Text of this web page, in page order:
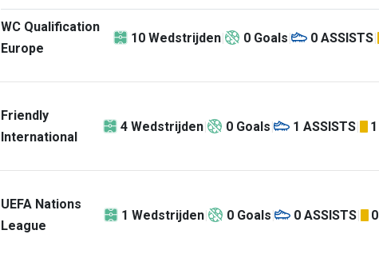
WC Qualification
Europe
10 Wedstrijden 0 Goals 0 ASSISTS
Friendly
International
4 Wedstrijden 0 Goals 1 ASSISTS 1
UEFA Nations
League
1 Wedstrijden 0 Goals 0 ASSISTS 0